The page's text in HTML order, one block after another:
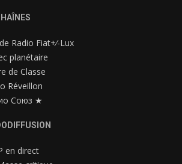
Radio Fiat+⁄-Lux
planétaire
de Classe
Réveillon
Союз ★
en direct